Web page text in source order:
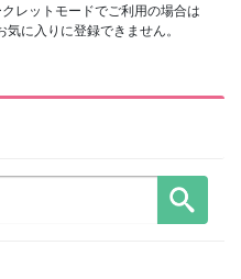
レットモードでご利用の場合は
に入りに登録できません。